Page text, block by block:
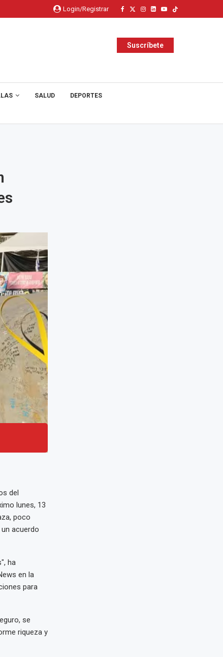
Login/Registrar
Suscríbete
SALUD DEPORTES
del
lunes, 13
poco
acuerdo
ha
en la
para
se
riqueza y